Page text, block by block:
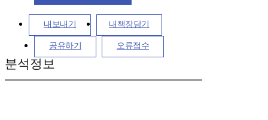
내보내기 내책장담기
공유하기 오류접수
분석정보